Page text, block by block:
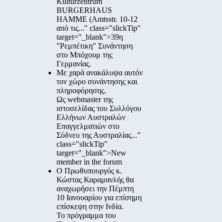
BURGERHAUS
HAMME (Amtsstr. 10-12
από τις..." class="slickTip"
target="_blank">39η
"Ρεμπέτικη" Συνάντηση
στο Μπόχουμ της
Γερμανίας.
Με χαρά ανακάλυψα αυτόν
τον χώρο συνάντησης και
πληροφόρησης.
Ως webmaster της
ιστοσελίδας του Συλλόγου
Ελλήνων Αυστραλών
Επαγγελματιών στο
Σύδνευ της Αυστραλίας..."
class="slickTip"
target="_blank">New
member in the forum
Ο Πρωθυπουργός κ.
Κώστας Καραμανλής θα
αναχωρήσει την Πέμπτη
10 Ιανουαρίου για επίσημη
επίσκεψη στην Ινδία.
Το πρόγραμμα του